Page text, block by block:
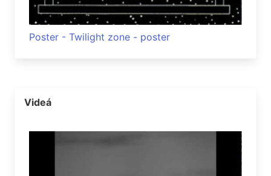
Poster - Twilight zone - poster
Videá